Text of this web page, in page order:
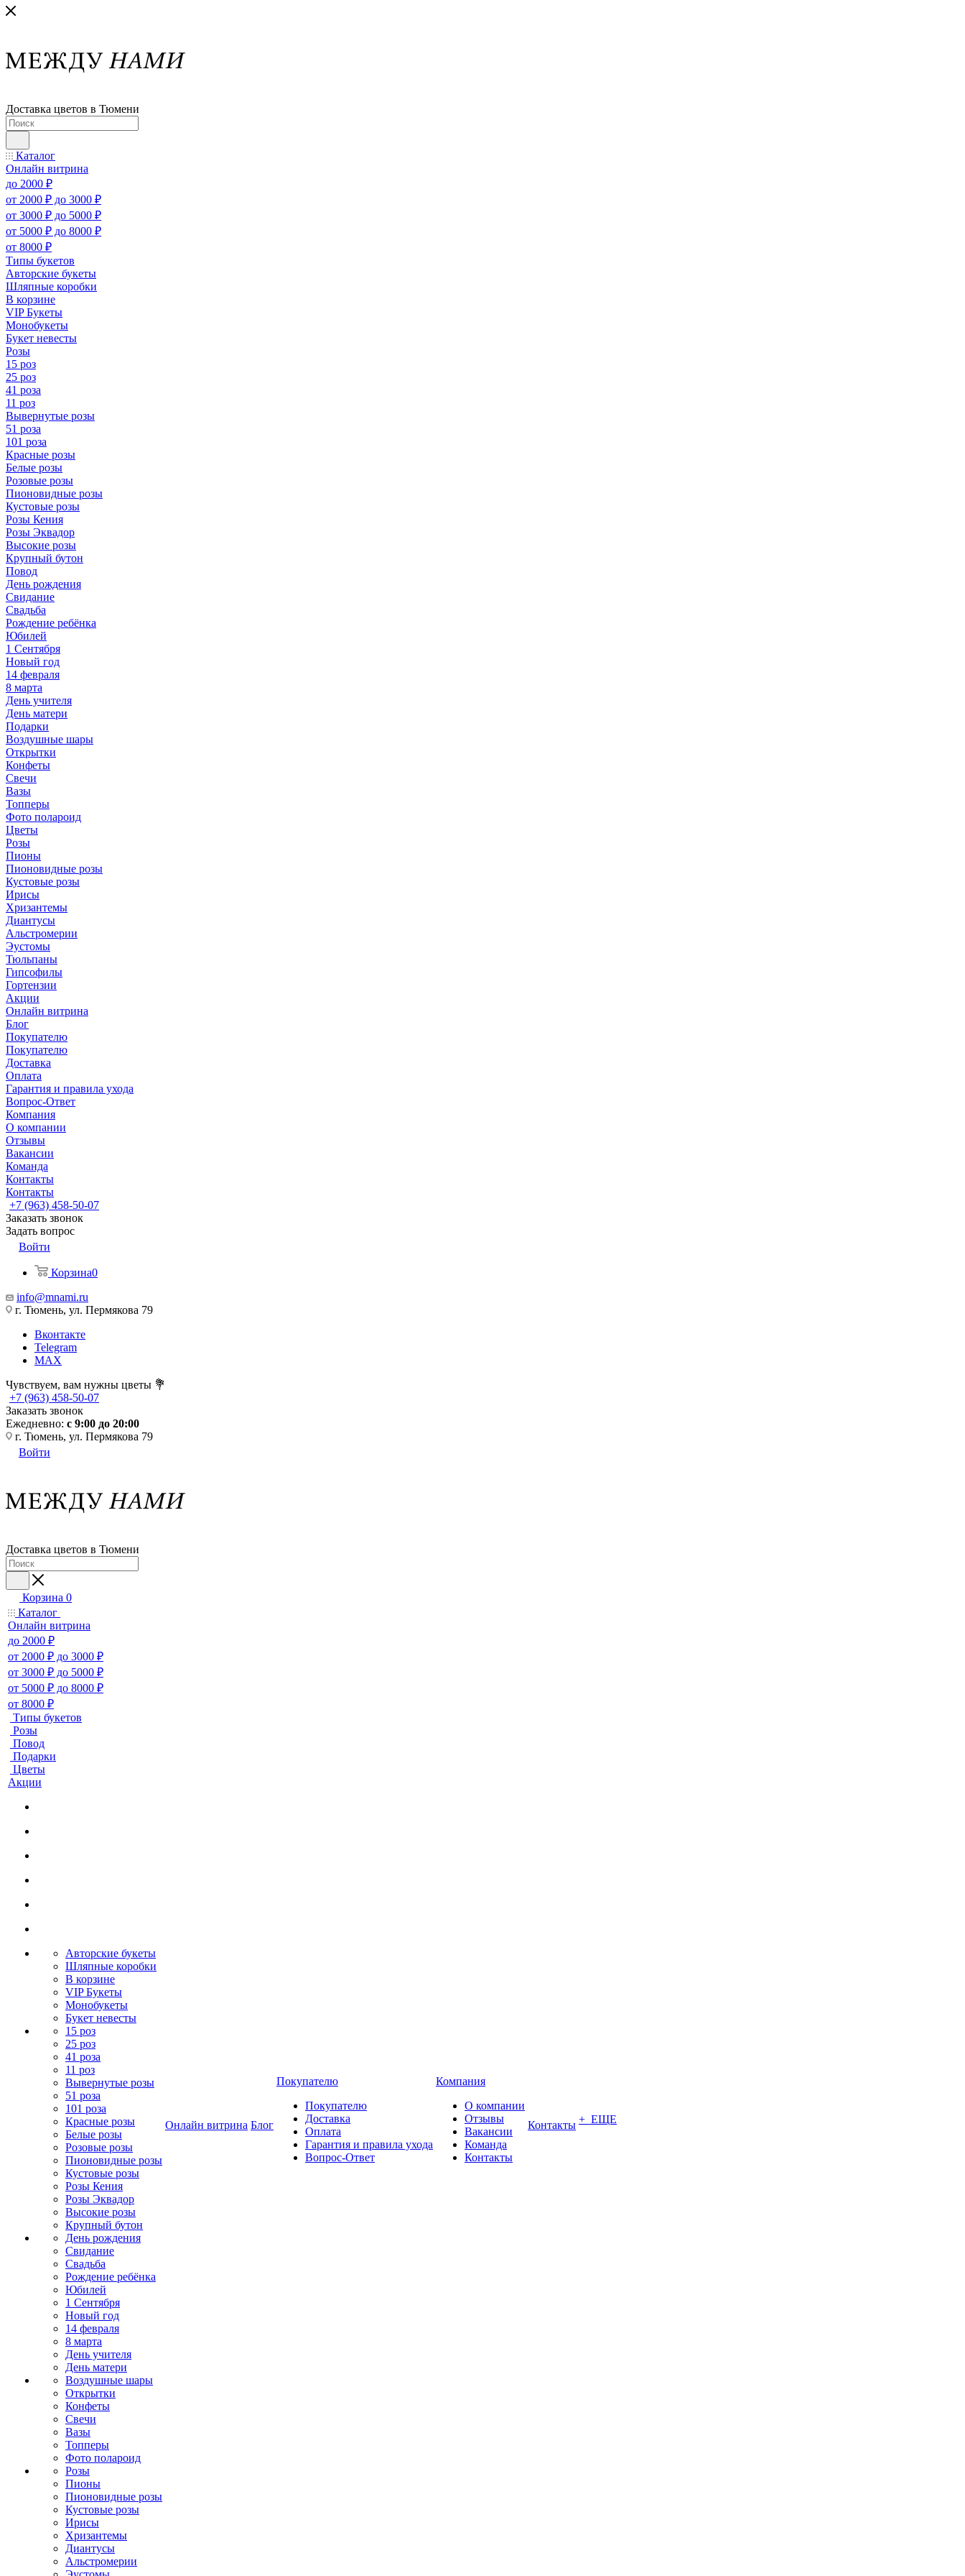
Доставка цветов в Тюмени
Каталог
Онлайн витрина
до 2000 ₽
от 2000 ₽ до 3000 ₽
от 3000 ₽ до 5000 ₽
от 5000 ₽ до 8000 ₽
от 8000 ₽
Типы букетов
Авторские букеты
Шляпные коробки
В корзине
VIP Букеты
Монобукеты
Букет невесты
Розы
15 роз
25 роз
41 роза
11 роз
Вывернутые розы
51 роза
101 роза
Красные розы
Белые розы
Розовые розы
Пионовидные розы
Кустовые розы
Розы Кения
Розы Эквадор
Высокие розы
Крупный бутон
Повод
День рождения
Свидание
Свадьба
Рождение ребёнка
Юбилей
1 Сентября
Новый год
14 февраля
8 марта
День учителя
День матери
Подарки
Воздушные шары
Открытки
Конфеты
Свечи
Вазы
Топперы
Фото полароид
Цветы
Розы
Пионы
Пионовидные розы
Кустовые розы
Ирисы
Хризантемы
Диантусы
Альстромерии
Эустомы
Тюльпаны
Гипсофилы
Гортензии
Акции
Онлайн витрина
Блог
Покупателю
Покупателю
Доставка
Оплата
Гарантия и правила ухода
Вопрос-Ответ
Компания
О компании
Отзывы
Вакансии
Команда
Контакты
Контакты
+7 (963) 458-50-07
Заказать звонок
Задать вопрос
Войти
Корзина0
info@mnami.ru
г. Тюмень, ул. Пермякова 79
Вконтакте
Telegram
MAX
Чувствуем, вам нужны цветы 💐
+7 (963) 458-50-07
Заказать звонок
Ежедневно: с 9:00 до 20:00
г. Тюмень, ул. Пермякова 79
Войти
Доставка цветов в Тюмени
Корзина 0
Каталог
Онлайн витрина
до 2000 ₽
от 2000 ₽ до 3000 ₽
от 3000 ₽ до 5000 ₽
от 5000 ₽ до 8000 ₽
от 8000 ₽
Типы букетов
Розы
Повод
Подарки
Цветы
Акции
Авторские букеты
Шляпные коробки
В корзине
VIP Букеты
Монобукеты
Букет невесты
15 роз
25 роз
41 роза
11 роз
Вывернутые розы
51 роза
101 роза
Красные розы
Белые розы
Розовые розы
Пионовидные розы
Кустовые розы
Розы Кения
Розы Эквадор
Высокие розы
Крупный бутон
День рождения
Свидание
Свадьба
Рождение ребёнка
Юбилей
1 Сентября
Новый год
14 февраля
8 марта
День учителя
День матери
Воздушные шары
Открытки
Конфеты
Свечи
Вазы
Топперы
Фото полароид
Розы
Пионы
Пионовидные розы
Кустовые розы
Ирисы
Хризантемы
Диантусы
Альстромерии
Онлайн витрина Блог
Покупателю
Покупателю
Доставка
Оплата
Гарантия и правила ухода
Вопрос-Ответ
Компания
О компании
Отзывы
Вакансии
Команда
Контакты
Контакты + ЕЩЕ